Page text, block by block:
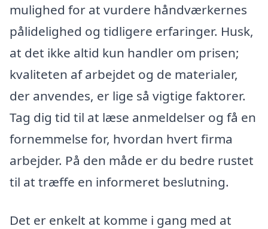
mulighed for at vurdere håndværkernes
pålidelighed og tidligere erfaringer. Husk,
at det ikke altid kun handler om prisen;
kvaliteten af arbejdet og de materialer,
der anvendes, er lige så vigtige faktorer.
Tag dig tid til at læse anmeldelser og få en
fornemmelse for, hvordan hvert firma
arbejder. På den måde er du bedre rustet
til at træffe en informeret beslutning.
Det er enkelt at komme i gang med at